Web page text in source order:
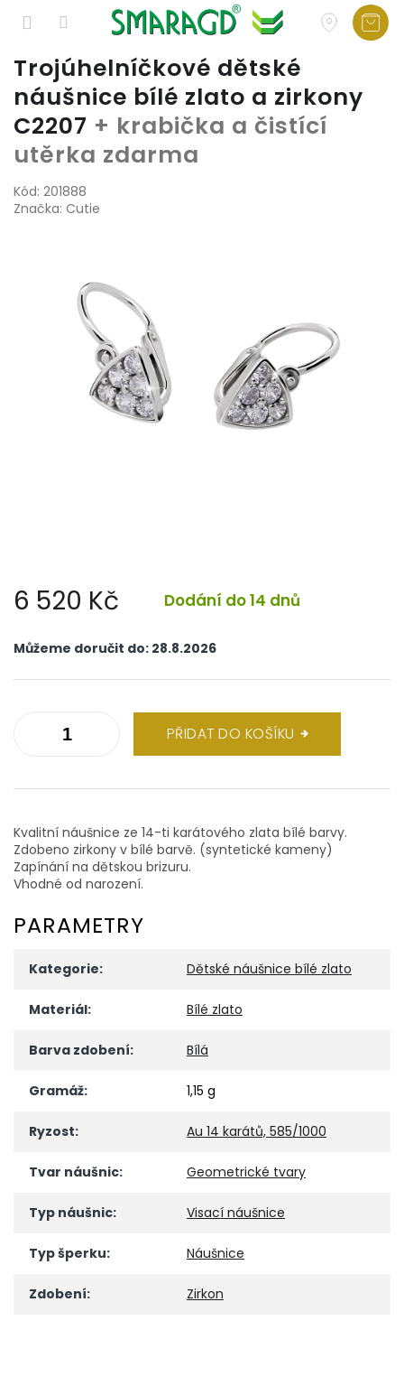
Přejít
obsah
Trojúhelníčkové dětské
náušnice bílé zlato a zirkony
C2207 + krabička a čistící
utěrka zdarma
Kód: 201888
Značka: Cutie
6 520 Kč Dodání do 14 dnů
cena:
Můžeme doručit do: 28.8.2026
PŘIDAT DO KOŠÍKU
Kvalitní náušnice ze 14-ti karátového zlata bílé barvy.
Zdobeno zirkony v bílé barvě. (syntetické kameny)
Zapínání na dětskou brizuru.
Vhodné od narození.
PARAMETRY
Kategorie: Dětské náušnice bílé zlato
Materiál: Bílé zlato
Barva zdobení: Bílá
Gramáž: 1,15 g
Ryzost: Au 14 karátů, 585/1000
Tvar náušnic: Geometrické tvary
Typ náušnic: Visací náušnice
Typ šperku: Náušnice
Zdobení: Zirkon